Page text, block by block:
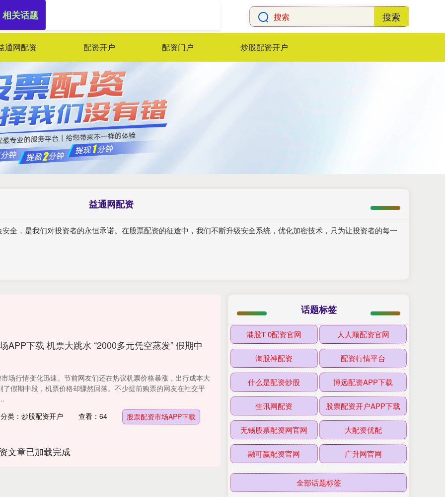
搜索
通网配资 配资开户 配资门户 炒股配资开户
益通网配资
全，是我们对投资者的永恒承诺。在股票配资的征途中，我们不断升级安全系统，优化加密技术，只为让投资者的每一
关话题
APP下载 机票大跳水 “2000多元凭空蒸发” 假期中
市场行情变化迅速。节前网友们还在热议机票价格暴涨，出行成本大
了假期中段，机票价格却骤然回落。不少提前购票的网友在社交平
分类：炒股配资开户
查看：64 股票配资市场APP下载
文章已加载完成
话题标签
港股T 0配资官网 人人顺配资官网
淘股神配资 配资行情平台
什么是配资炒股 博远配资APP下载
生讯网配资 股票配资开户APP下载
无锡股票配资网官网 大配资优配
融可赢配资官网 广升网官网
全部话题标签